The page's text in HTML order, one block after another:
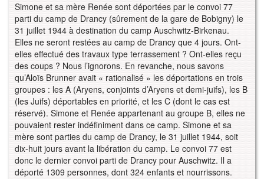
Simone et sa mère Renée sont déportées par le convoi 77
parti du camp de Drancy (sûrement de la gare de Bobigny) le
31 juillet 1944 à destination du camp Auschwitz-Birkenau.
Elles ne seront restées au camp de Drancy que 4 jours. Ont-
elles effectué des travaux type terrassement ? Ont-elles reçu
des coups ? Nous l’ignorons. En revanche, nous savons
qu’Aloïs Brunner avait « rationalisé » les déportations en trois
groupes : les A (Aryens, conjoints d’Aryens et demi-juifs), les B
(les Juifs) déportables en priorité, et les C (dont le cas est
réservé). Simone et Renée appartenant au groupe B, elles ne
pouvaient rester indéfiniment dans ce camp. Simone et sa
mère sont parties du camp de Drancy, le 31 juillet 1944, soit
dix-huit jours avant la libération du camp. Le convoi 77 est
donc le dernier convoi parti de Drancy pour Auschwitz. Il a
déporté 1309 personnes, dont 324 enfants et nourrissons.